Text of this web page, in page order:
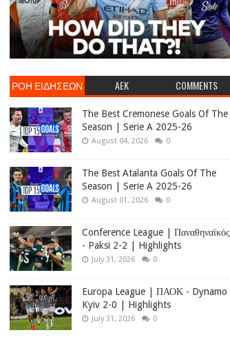
ΡΟΗ ΕΙΔΗΣΕΩΝ AEK COMMENTS
The Best Cremonese Goals Of The
Season | Serie A 2025-26
August 04, 2026 0
The Best Atalanta Goals Of The
Season | Serie A 2025-26
August 01, 2026 0
Conference League | Παναθηναϊκός
- Paksi 2-2 | Highlights
July 31, 2026 0
Europa League | ΠΑΟΚ - Dynamo
Kyiv 2-0 | Highlights
July 31, 2026 0